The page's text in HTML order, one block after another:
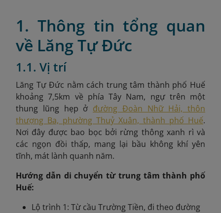
1. Thông tin tổng quan
về Lăng Tự Đức
1.1. Vị trí
Lăng Tự Đức nằm cách trung tâm thành phố Huế
khoảng 7,5km về phía Tây Nam, ngự trên một
thung lũng hẹp ở đường Đoàn Nhữ Hải, thôn
thượng Ba, phường Thuỷ Xuân, thành phố Huế.
Nơi đây được bao bọc bởi rừng thông xanh rì và
các ngọn đồi thấp, mang lại bầu không khí yên
tĩnh, mát lành quanh năm.
Hướng dẫn di chuyển từ trung tâm thành phố
Huế:
Lộ trình 1: Từ cầu Trường Tiền, đi theo đường